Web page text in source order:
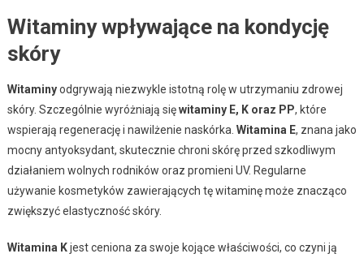
Witaminy wpływające na kondycję
skóry
Witaminyodgrywają niezwykle istotną rolę w utrzymaniu zdrowej
skóry. Szczególnie wyróżniają sięwitaminy E, K oraz PP, które
wspierają regenerację i nawilżenie naskórka. Witamina E, znana jako
mocny antyoksydant, skutecznie chroni skórę przed szkodliwym
działaniem wolnych rodników oraz promieni UV. Regularne
używanie kosmetyków zawierających tę witaminę może znacząco
zwiększyć elastyczność skóry.
Witamina Kjest ceniona za swoje kojące właściwości, co czyni ją